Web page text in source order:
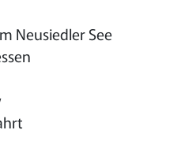
Neusiedler See